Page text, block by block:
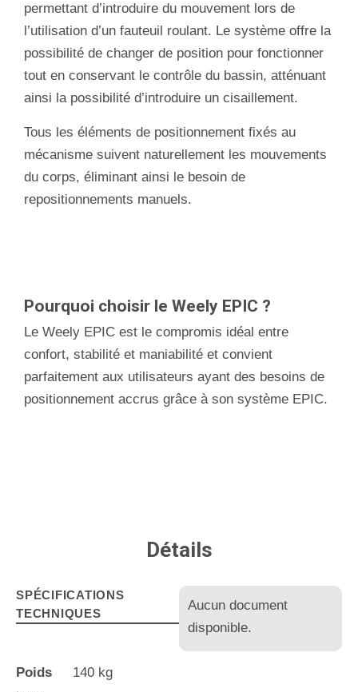
permettant d’introduire du mouvement lors de
l’utilisation d’un fauteuil roulant. Le système offre la
possibilité de changer de position pour fonctionner
tout en conservant le contrôle du bassin, atténuant
ainsi la possibilité d’introduire un cisaillement.
Tous les éléments de positionnement fixés au
mécanisme suivent naturellement les mouvements
du corps, éliminant ainsi le besoin de
repositionnements manuels.
Pourquoi choisir le Weely EPIC ?
Le Weely EPIC est le compromis idéal entre
confort, stabilité et maniabilité et convient
parfaitement aux utilisateurs ayant des besoins de
positionnement accrus grâce à son système EPIC.
Détails
SPÉCIFICATIONS
TECHNIQUES
Poids
140 kg
Aucun document
disponible.